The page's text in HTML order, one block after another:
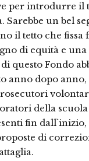
per introdurre il
Sarebbe un bel
il tetto che
di equità e
questo Fondo
anno dopo
della
fin
di